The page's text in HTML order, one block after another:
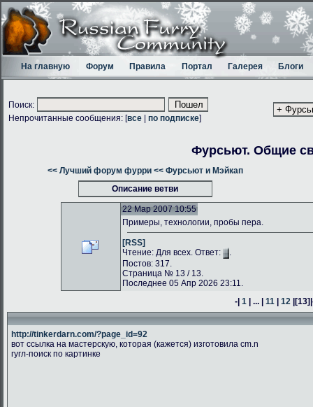
На главную Форум Правила Портал Галерея Блоги
Поиск:
Непрочитанные сообщения: [все по подписке]
Фурсьют. Общие
<< Лучший форум фурри << Фурсьют и Мэйкап
Описание ветви
22 Мар 2007 10:55
Примеры, технологии, пробы пера.
[RSS]
Чтение: Для всех. Ответ:
.
Постов: 317.
Страница № 13 / 13.
Последнее 05 Апр 2026 23:11.
-|1 | ... |11 |12 |[13]
http://tinkerdarn.com/?page_id=92
вот ссылка на мастерскую, которая (кажется) изготовила cm.n
гугл-поиск по картинке